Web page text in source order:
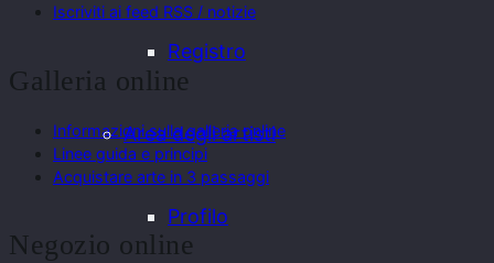
Registro
Area degli artisti
Profilo
Iscriviti ai feed RSS / notizie
Galleria online
Informazioni sulla galleria online
Linee guida e principi
Acquistare arte in 3 passaggi
Negozio online